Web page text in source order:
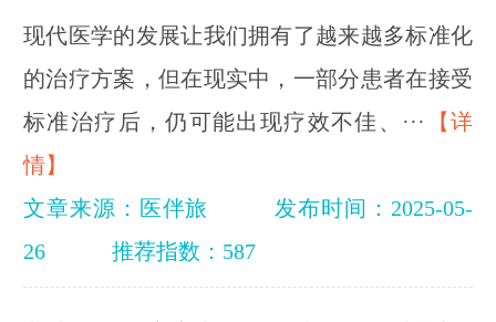
现代医学的发展让我们拥有了越来越多标准化
的治疗方案，但在现实中，一部分患者在接受
标准治疗后，仍可能出现疗效不佳、···
【详
情】
文章来源：医伴旅
发布时间：2025-05-
26
推荐指数：587